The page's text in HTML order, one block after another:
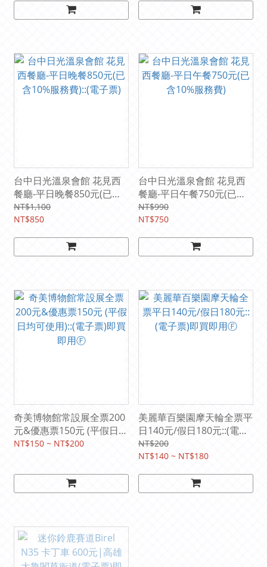
台中日光溫泉會館 花見西
餐廳-平日晚餐850元(已含
10%服務費)::(電子票)
NT$1,100
NT$850
台中日光溫泉會館 花見西
餐廳-平日午餐750元(已含
10%服務費)
NT$990
NT$750
奇美博物館常設展全票200
元&優惠票150元 (平假日均
可使用)::(電子票)即買即用
NT$150 ~ NT$200
美麗華百樂園摩天輪全票平
日140元/假日180元::(電子
票)即買即用Ⓕ
NT$200
NT$140 ~ NT$180